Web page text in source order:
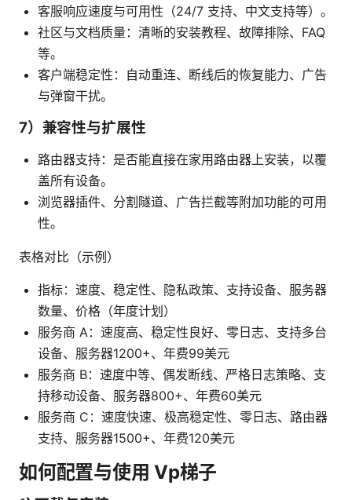
客服响应速度与可用性（24/7 支持、中文支持等）。
社区与文档质量：清晰的安装教程、故障排除、FAQ
等。
客户端稳定性：自动重连、断线后的恢复能力、广告
与弹窗干扰。
7）兼容性与扩展性
路由器支持：是否能直接在家用路由器上安装，以覆
盖所有设备。
浏览器插件、分割隧道、广告拦截等附加功能的可用
性。
表格对比（示例）
指标：速度、稳定性、隐私政策、支持设备、服务器
数量、价格（年度计划）
服务商 A：速度高、稳定性良好、零日志、支持多台
设备、服务器1200+、年费99美元
服务商 B：速度中等、偶发断线、严格日志策略、支
持移动设备、服务器800+、年费60美元
服务商 C：速度快速、极高稳定性、零日志、路由器
支持、服务器1500+、年费120美元
如何配置与使用 Vp梯子